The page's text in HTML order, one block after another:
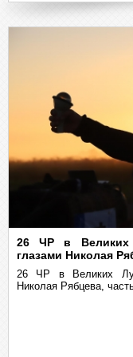
26 ЧР в Великих
глазами Николая
26 ЧР в Великих
Николая Рябцева,